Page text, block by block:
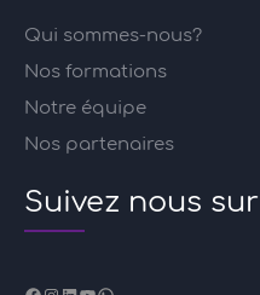
Qui sommes-nous?
Nos formations
Notre équipe
Nos partenaires
Suivez nous sur